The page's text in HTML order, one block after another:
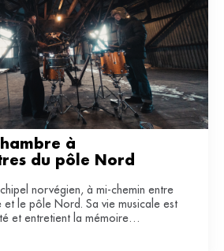
à
du pôle Nord
norvégien, à mi-chemin entre
et le pôle Nord. Sa vie musicale est
et entretient la mémoire